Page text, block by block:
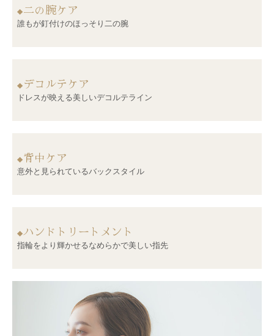
◆二の腕ケア
誰もが釘付けのほっそり二の腕
◆ デコルテケア
ドレスが映える美しいデコルテライン
◆背中ケア
意外と見られているバックスタイル
◆ハンドトリートメント
指輪をより輝かせるなめらかで美しい指先